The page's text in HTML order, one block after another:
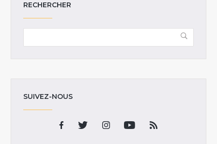
RECHERCHER
SUIVEZ-NOUS